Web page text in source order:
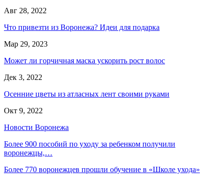
Авг 28, 2022
Что привезти из Воронежа? Идеи для подарка
Мар 29, 2023
Может ли горчичная маска ускорить рост волос
Дек 3, 2022
Осенние цветы из атласных лент своими руками
Окт 9, 2022
Новости Воронежа
Более 900 пособий по уходу за ребенком получили
воронежцы,…
Более 770 воронежцев прошли обучение в «Школе ухода»